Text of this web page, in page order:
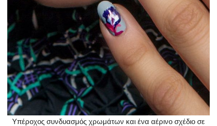
Υπέροχος συνδυασμός χρωμάτων και ένα αέρινο σχέδιο σε